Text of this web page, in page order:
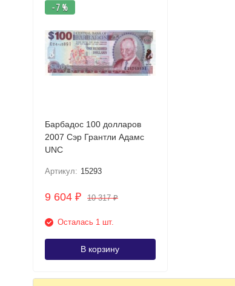
- 7 %
Барбадос 100 долларов
2007 Сэр Грантли Адамс
UNC
Артикул: 15293
9 604 ₽ 10 317₽
Осталась 1 шт.
В корзину